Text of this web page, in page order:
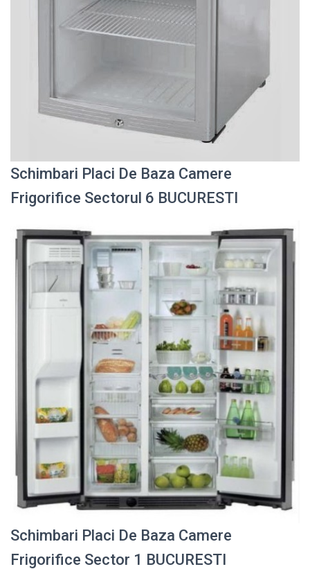
Schimbari Placi De Baza Camere
Frigorifice Sectorul 6 BUCURESTI
Schimbari Placi De Baza Camere
Frigorifice Sector 1 BUCURESTI